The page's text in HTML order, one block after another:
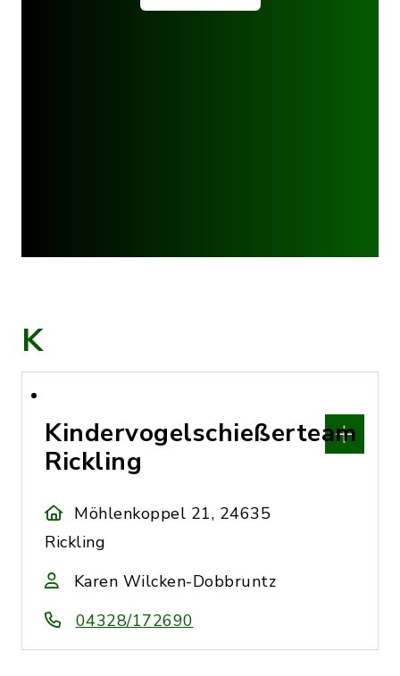
K
Kindervogelschießerteam
Rickling
Möhlenkoppel 21, 24635
Rickling
Karen Wilcken-Dobbruntz
04328/172690